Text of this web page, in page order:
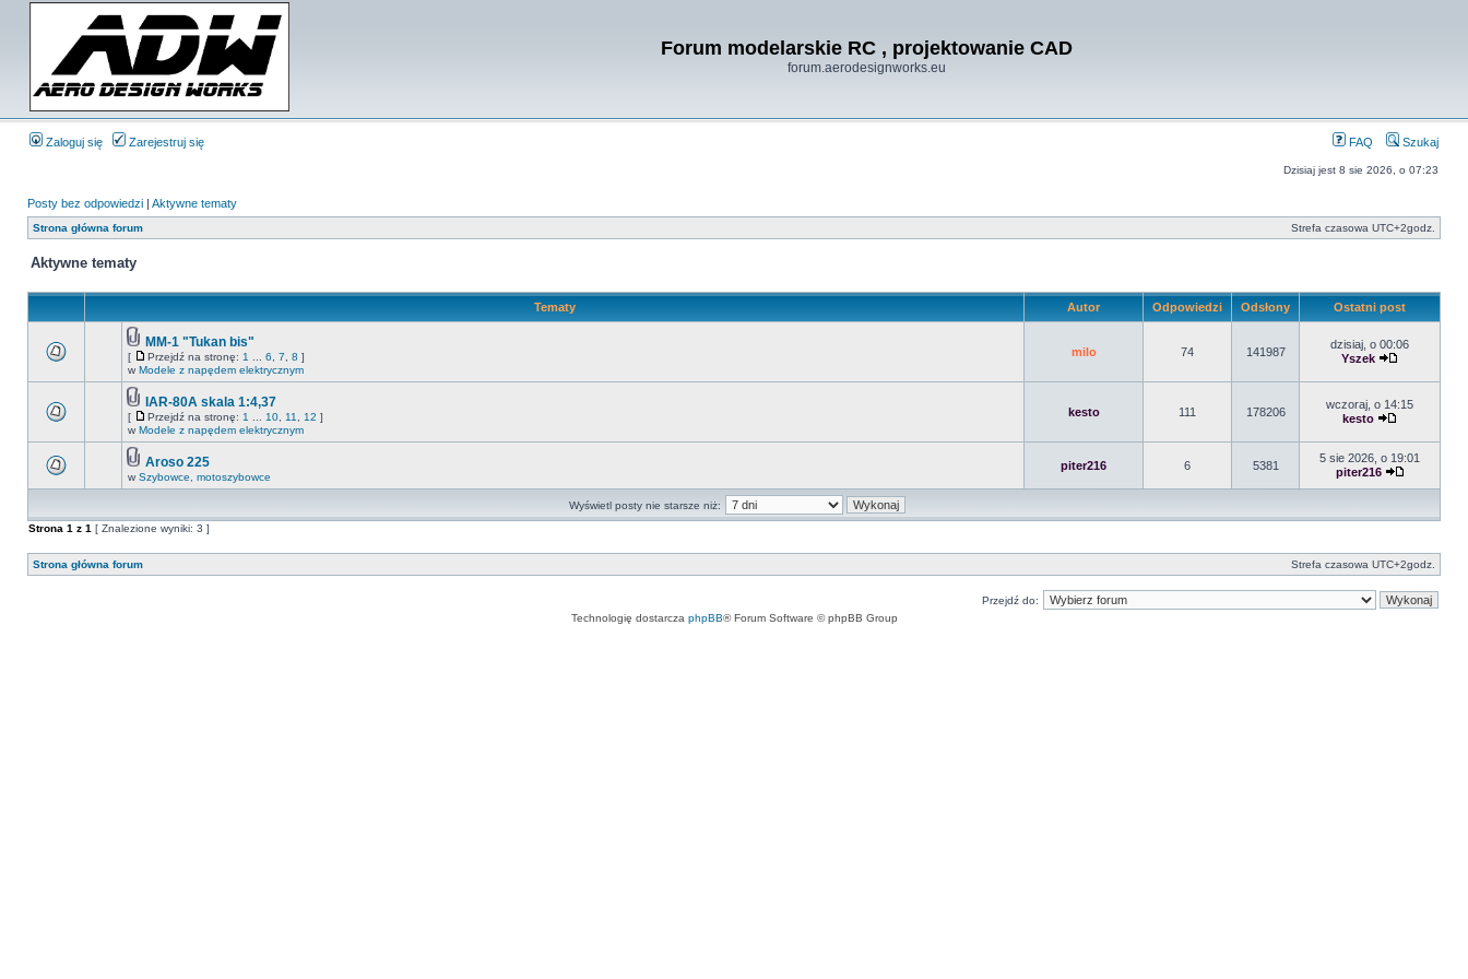
Forum modelarskie RC , projektowanie CAD
forum.aerodesignworks.eu
Zaloguj się Zarejestruj się FAQ Szukaj
Dzisiaj jest 8 sie 2026, o 07:23
Posty bez odpowiedzi | Aktywne tematy
Strona główna forum Strefa czasowa UTC+2godz.
Aktywne tematy
Tematy Autor Odpowiedzi Odsłony Ostatni post
MM-1 "Tukan bis"
[ Przejdź na stronę: 1 6 7 8 ]
w Modele z napędem elektrycznym
milo 74 141987
dzisiaj, o 00:06
Yszek
IAR-80A skala 1:4,37
[ Przejdź na stronę: 1 10 11 12 ]
w Modele z napędem elektrycznym
kesto 111 178206
wczoraj, o 14:15
kesto
Aroso 225
w Szybowce, motoszybowce
piter216 6 5381
5 sie 2026, o 19:01
piter216
Wyświetl posty nie starsze niż:
Strona 1 z 1 [ Znalezione wyniki: 3 ]
Strona główna forum Strefa czasowa UTC+2godz.
Przejdź do:
Technologię dostarcza phpBB® Forum Software © phpBB Group